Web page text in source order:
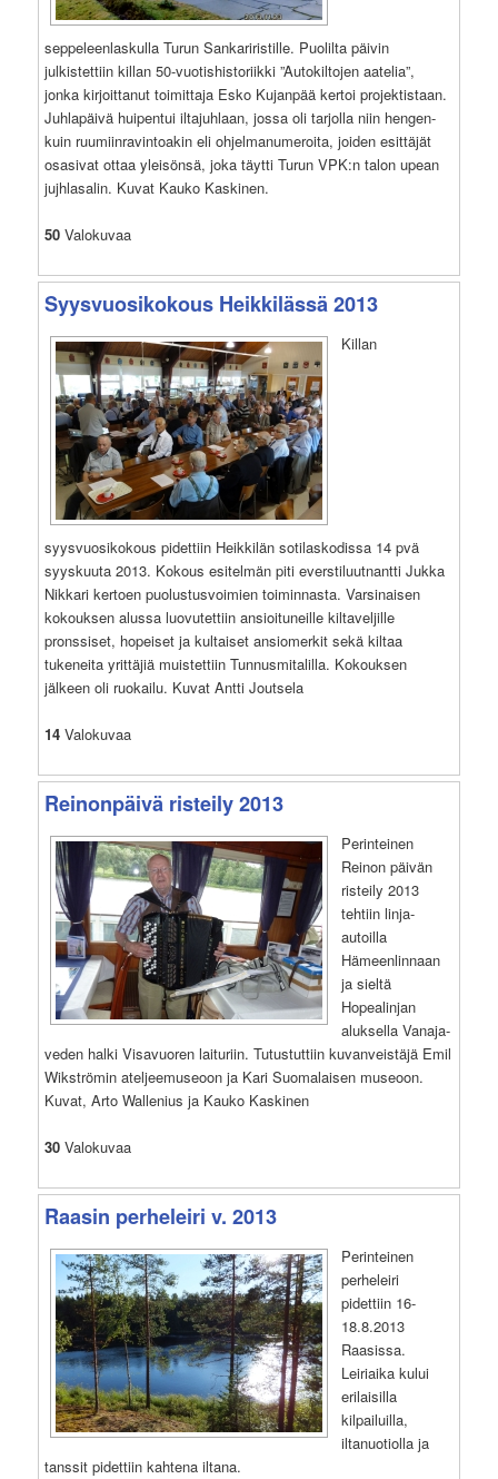
seppeleenlaskulla Turun Sankariristille. Puolilta päivin
julkistettiin killan 50-vuotishistoriikki ”Autokiltojen aatelia”,
jonka kirjoittanut toimittaja Esko Kujanpää kertoi projektistaan.
Juhlapäivä huipentui iltajuhlaan, jossa oli tarjolla niin hengen-
kuin ruumiinravintoakin eli ohjelmanumeroita, joiden esittäjät
osasivat ottaa yleisönsä, joka täytti Turun VPK:n talon upean
jujhlasalin. Kuvat Kauko Kaskinen.
50 Valokuvaa
Syysvuosikokous Heikkilässä 2013
Killan
syysvuosikokous pidettiin Heikkilän sotilaskodissa 14 pvä
syyskuuta 2013. Kokous esitelmän piti everstiluutnantti Jukka
Nikkari kertoen puolustusvoimien toiminnasta. Varsinaisen
kokouksen alussa luovutettiin ansioituneille kiltaveljille
pronssiset, hopeiset ja kultaiset ansiomerkit sekä kiltaa
tukeneita yrittäjiä muistettiin Tunnusmitalilla. Kokouksen
jälkeen oli ruokailu. Kuvat Antti Joutsela
14 Valokuvaa
Reinonpäivä risteily 2013
Perinteinen
Reinon päivän
risteily 2013
tehtiin linja-
autoilla
Hämeenlinnaan
ja sieltä
Hopealinjan
aluksella Vanaja-
veden halki Visavuoren laituriin. Tutustuttiin kuvanveistäjä Emil
Wikströmin ateljeemuseoon ja Kari Suomalaisen museoon.
Kuvat, Arto Wallenius ja Kauko Kaskinen
30 Valokuvaa
Raasin perheleiri v. 2013
Perinteinen
perheleiri
pidettiin 16-
18.8.2013
Raasissa.
Leiriaika kului
erilaisilla
kilpailuilla,
iltanuotiolla ja
tanssit pidettiin kahtena iltana.